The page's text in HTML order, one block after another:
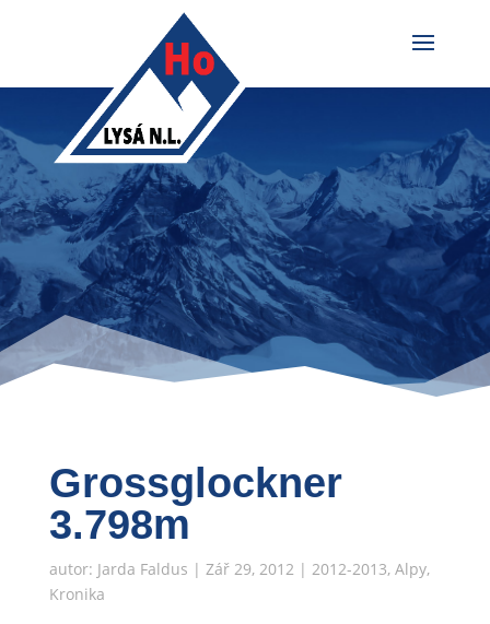
Grossglockner
3.798m
autor: Jarda Faldus | Zář 29, 2012 | 2012-2013, Alpy,
Kronika